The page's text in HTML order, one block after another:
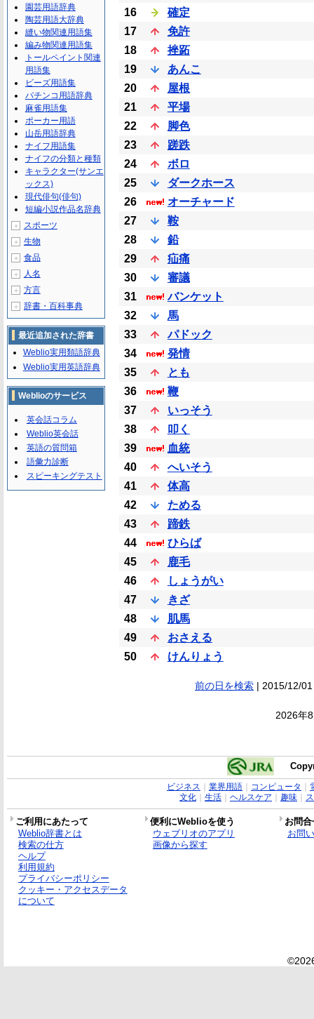
16
確定
17
免許
18
挫跖
19
あんこ
20
屋根
21
平場
22
脚色
23
蹉跌
24
ボロ
25
ダークホース
26
オーチャード
27
鞍
28
鉛
29
疝痛
30
審議
31
バンケット
32
馬
33
パドック
34
発情
35
とも
36
鞭
37
いっそう
38
叩く
39
血統
40
へいそう
41
体高
42
ためる
43
蹄鉄
44
ひらば
45
鹿毛
46
しょうがい
47
きざ
48
肌馬
49
おさえる
50
けんりょう
前の日を検索| 2015/12/
2026年
園芸用語辞典
陶芸用語大辞典
縫い物関連用語集
編み物関連用語集
トールペイント関連
用語集
ビーズ用語集
パチンコ用語辞典
麻雀用語集
ポーカー用語
山岳用語辞典
ナイフ用語集
ナイフの分類と種類
キャラクター(サンエ
ックス)
現代俳句(俳句)
短編小説作品名辞典
＋ スポーツ
＋ 生物
＋ 食品
＋ 人名
＋ 方言
＋ 辞書・百科事典
最近追加された辞書
Weblio実用類語辞典
Weblio実用英語辞典
Weblioのサービス
英会話コラム
Weblio英会話
英語の質問箱
語彙力診断
スピーキングテスト
ビジネス 業界用語｜ コンピュータ
文化｜ 生活｜ ヘルスケア 趣味｜
ご利用にあたって 便利にWeblioを使う
お問
Weblio辞書とは
検索の仕方
ヘルプ
利用規約
プライバシーポリシー
クッキー・アクセスデータ
について
ウェブリオのアプリ
画像から探す
お問